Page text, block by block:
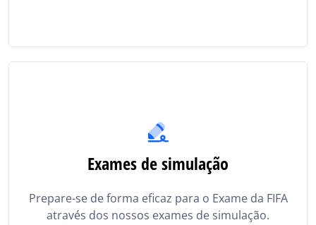
Exames de simulação
Prepare-se de forma eficaz para o Exame da FIFA
através dos nossos exames de simulação.